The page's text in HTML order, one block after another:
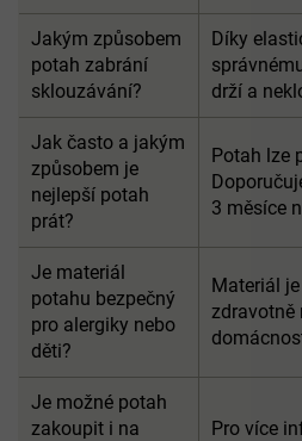
Jakým způsobem
potah zabrání
sklouzávání?
Díky
drží a
Jak často a jakým
způsobem je
nejlepší potah
prát?
Potah lze
3 měsíce
Je materiál
potahu bezpečný
pro alergiky nebo
děti?
Materiál
zdravotně
Je možné potah
zakoupit i na
Pro více